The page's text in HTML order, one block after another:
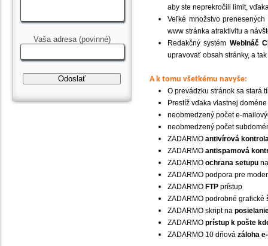
Vaša adresa (povinné)
aby ste neprekročili limit,
Veľké množstvo
www stránka atraktivitu a
Redakčný systém WebInáč
upravovať obsah stránky, a
A k tomu všetkému navyše:
O prevádzku stránok sa stará
Prestíž vďaka vlastnej doméne
neobmedzený počet e-
neobmedzený počet
ZADARMO antivírová
ZADARMO antispamová
ZADARMO ochrana setupu
ZADARMO podpora pre
ZADARMO FTP prístup
ZADARMO podrobné grafické
ZADARMO skript na
ZADARMO prístup k pošte
ZADARMO 10 dňová záloha